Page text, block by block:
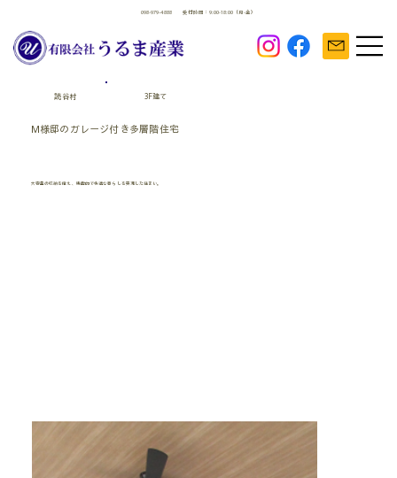
098-979-4888 受付時間：9:00-18:00（月-金）
読谷村 3F建て
M様邸のガレージ付き多層階住宅
大容量の収納を備え、機能的で快適な暮らしを実現した住まい。